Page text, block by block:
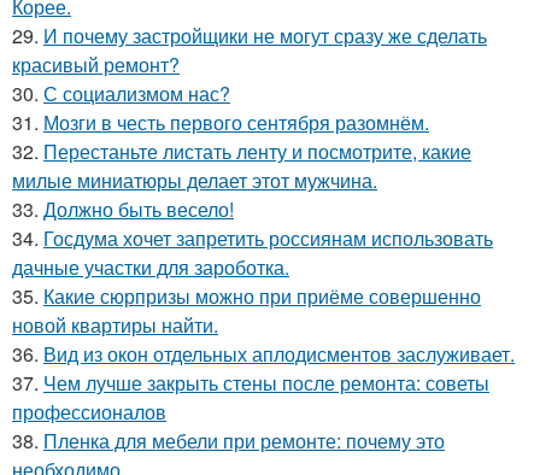
Корее.
29. И почему застройщики не могут сразу же сделать
красивый ремонт?
30. С социализмом нас?
31. Мозги в честь первого сентября разомнём.
32. Перестаньте листать ленту и посмотрите, какие
милые миниатюры делает этот мужчина.
33. Должно быть весело!
34. Госдума хочет запретить россиянам использовать
дачные участки для зароботка.
35. Какие сюрпризы можно при приёме совершенно
новой квартиры найти.
36. Вид из окон отдельных аплодисментов заслуживает.
37. Чем лучше закрыть стены после ремонта: советы
профессионалов
38. Пленка для мебели при ремонте: почему это